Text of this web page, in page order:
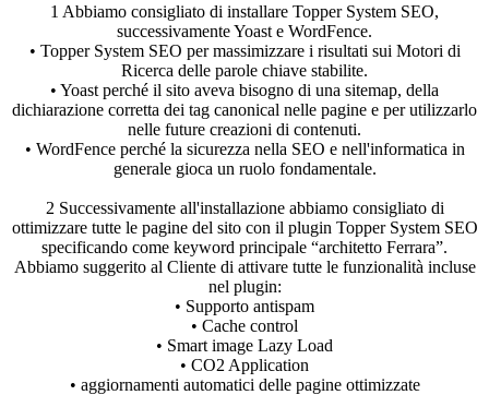
1 Abbiamo consigliato di installare Topper System SEO,
successivamente Yoast e WordFence.
• Topper System SEO per massimizzare i risultati sui Motori di
Ricerca delle parole chiave stabilite.
• Yoast perché il sito aveva bisogno di una sitemap, della
dichiarazione corretta dei tag canonical nelle pagine e per utilizzarlo
nelle future creazioni di contenuti.
• WordFence perché la sicurezza nella SEO e nell'informatica in
generale gioca un ruolo fondamentale.
2 Successivamente all'installazione abbiamo consigliato di
ottimizzare tutte le pagine del sito con il plugin Topper System SEO
specificando come keyword principale “architetto Ferrara”.
Abbiamo suggerito al Cliente di attivare tutte le funzionalità incluse
nel plugin:
• Supporto antispam
• Cache control
• Smart image Lazy Load
• CO2 Application
• aggiornamenti automatici delle pagine ottimizzate